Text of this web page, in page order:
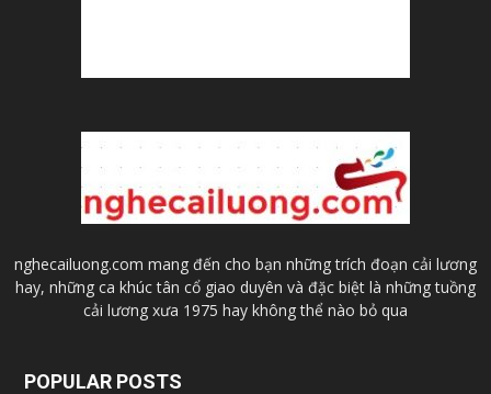
nghecailuong.com mang đến cho bạn những trích đoạn cải lương
hay, những ca khúc tân cổ giao duyên và đặc biệt là những tuồng
cải lương xưa 1975 hay không thể nào bỏ qua
POPULAR POSTS